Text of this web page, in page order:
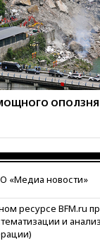
ОПОЛЗНЯ
«Медиа новости»
ресурсе BFM.ru
и